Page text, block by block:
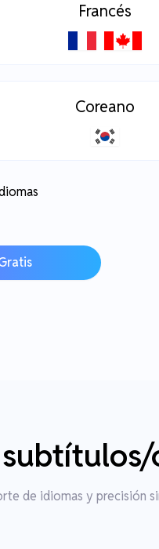
Francés
Coreano
de idiomas y precisión